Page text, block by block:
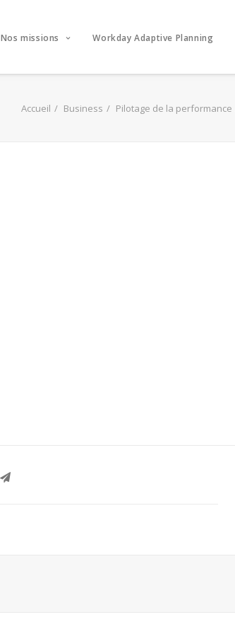
Nos missions Workday Adaptive Planning
Accueil Business Pilotage de la performance